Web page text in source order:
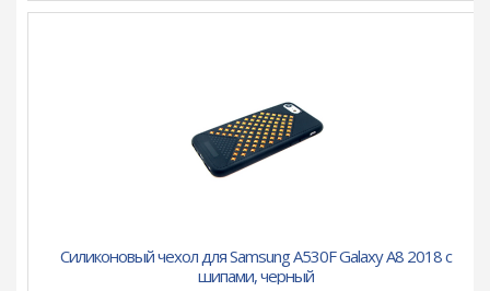
Силиконовый чехол для Samsung A530F Galaxy A8 2018 с
шипами, черный